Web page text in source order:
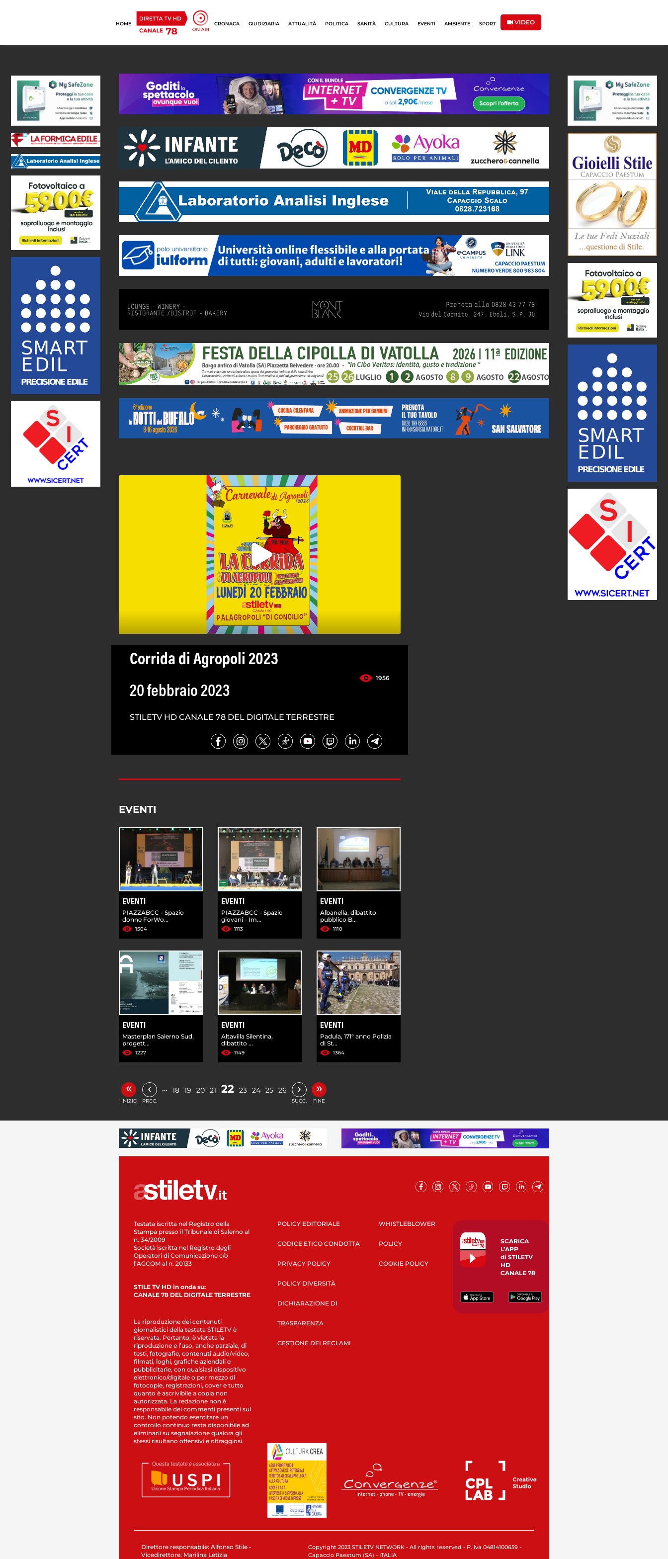
HOME CRONACA GIUDIZIARIA ATTUALITÀ POLITICA SANITÀ CULTURA EVENTI AMBIENTE SPORT VIDEO
Corrida di Agropoli 2023
1956
20 febbraio 2023
STILETV HD CANALE 78 DEL DIGITALE TERRESTRE
EVENTI
EVENTI
PIAZZABCC - Spazio
donne ForWo...
1504
EVENTI
PIAZZABCC - Spazio
giovani - Im...
1113
EVENTI
Albanella, dibattito
pubblico B...
1110
EVENTI
Masterplan Salerno Sud,
progett...
1227
EVENTI
Altavilla Silentina,
dibattito ...
1149
EVENTI
Padula, 171° anno Polizia
di St...
1364
«
INIZIO
‹
PREC.
… 18 19 20 21 22 23 24 25 26 ›
SUCC.
»
FINE
Testata iscritta nel Registro della
Stampa presso il Tribunale di Salerno al
n. 34/2009
Società iscritta nel Registro degli
Operatori di Comunicazione c/o
l’AGCOM al n. 20133
STILE TV HD in onda su:
CANALE 78 DEL DIGITALE TERRESTRE
La riproduzione dei contenuti
giornalistici della testata STILETV è
riservata. Pertanto, è vietata la
riproduzione e l’uso, anche parziale, di
testi, fotografie, contenuti audio/video,
filmati, loghi, grafiche aziendali e
pubblicitarie, con qualsiasi dispositivo
elettronico/digitale o per mezzo di
fotocopie, registrazioni, cover e tutto
quanto è ascrivibile a copia non
autorizzata. La redazione non è
responsabile dei commenti presenti sul
sito. Non potendo esercitare un
controllo continuo resta disponibile ad
eliminarli su segnalazione qualora gli
stessi risultano offensivi e oltraggiosi.
POLICY EDITORIALE
CODICE ETICO CONDOTTA
PRIVACY POLICY
POLICY DIVERSITÀ
DICHIARAZIONE DI
TRASPARENZA
GESTIONE DEI RECLAMI
WHISTLEBLOWER
POLICY
COOKIE POLICY
SCARICA
L’APP
di STILETV
HD
CANALE 78
Direttore responsabile: Alfonso Stile -
Vicedirettore: Marilina Letizia
Copyright 2023 STILETV NETWORK - All rights reserved - P. Iva 04814100659 -
Capaccio Paestum (SA) - ITALIA